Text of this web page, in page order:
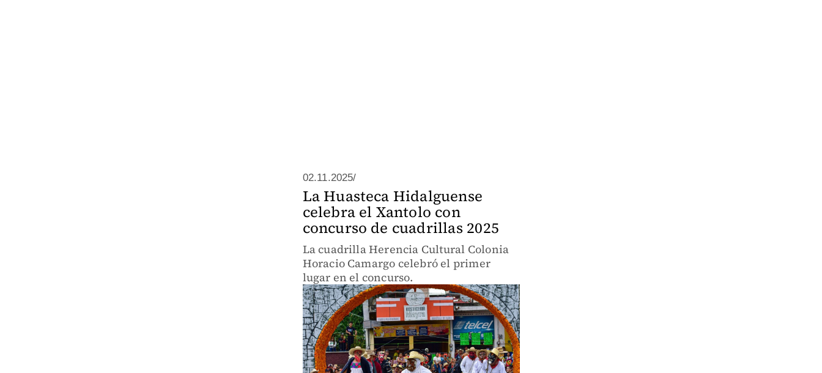
02.11.2025/
La Huasteca Hidalguense
celebra el Xantolo con
concurso de cuadrillas 2025
La cuadrilla Herencia Cultural Colonia
Horacio Camargo celebró el primer
lugar en el concurso.